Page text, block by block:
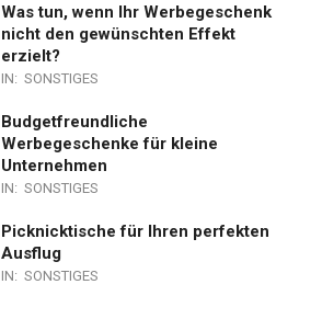
Was tun, wenn Ihr Werbegeschenk
nicht den gewünschten Effekt
erzielt?
IN: SONSTIGES
Budgetfreundliche
Werbegeschenke für kleine
Unternehmen
IN: SONSTIGES
Picknicktische für Ihren perfekten
Ausflug
IN: SONSTIGES